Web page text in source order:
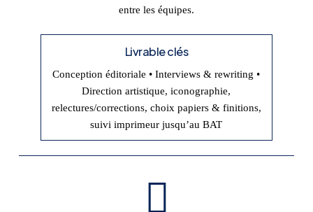
entre les équipes.
Livrable clés
Conception éditoriale • Interviews & rewriting •
Direction artistique, iconographie,
relectures/corrections, choix papiers & finitions,
suivi imprimeur jusqu’au BAT